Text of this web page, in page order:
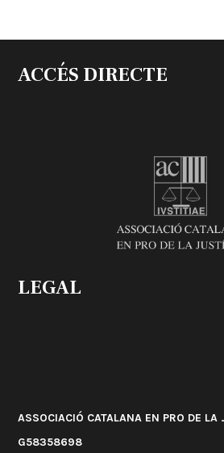
ACCÉS DIRECTE
LEGAL
ASSOCIACIÓ CATALANA EN PRO DE LA
G58358698